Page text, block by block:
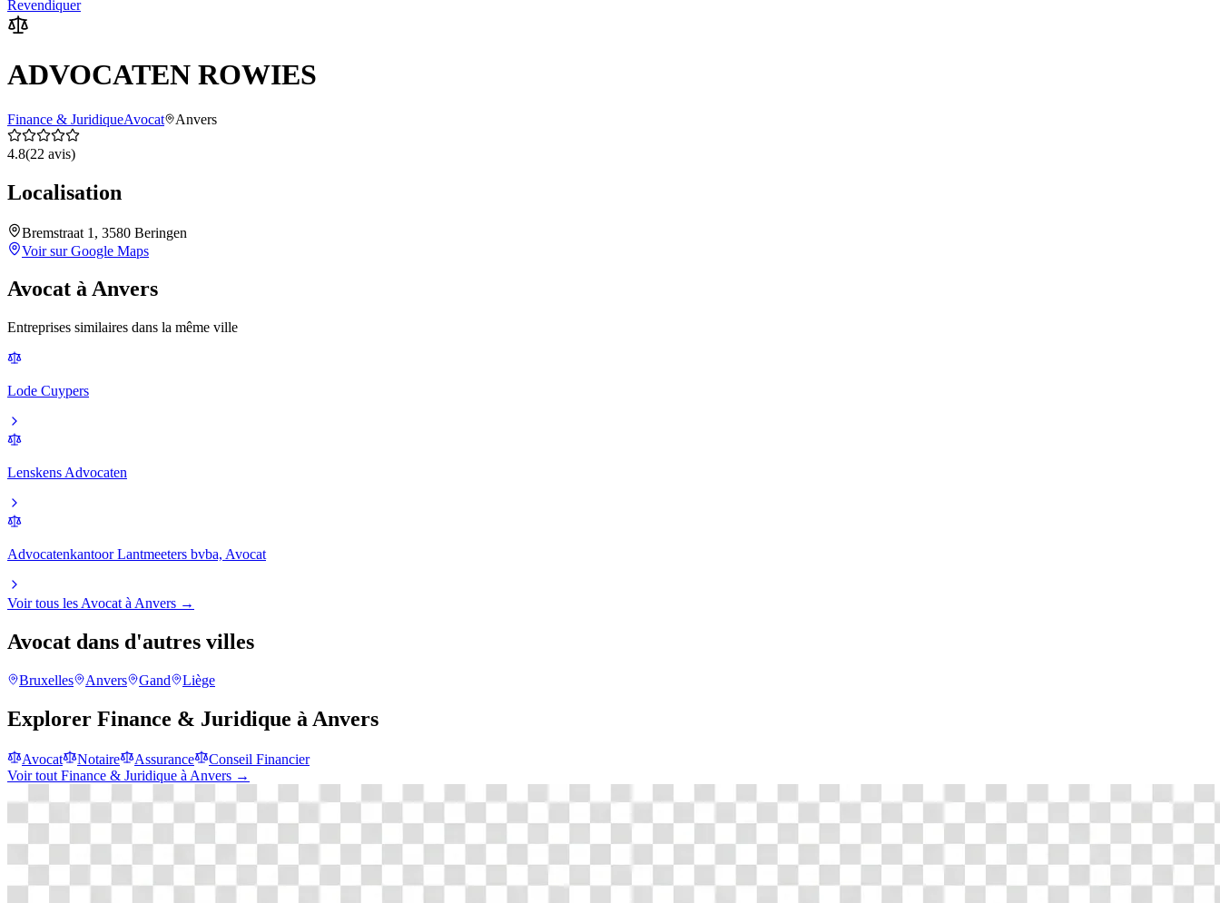
Revendiquer
ADVOCATEN ROWIES
Finance & JuridiqueAvocat Anvers
4.8(22 avis)
Localisation
Bremstraat 1, 3580 Beringen
Voir sur Google Maps
Avocat àAnvers
Entreprises similaires dans la même ville
Lode Cuypers
Lenskens Advocaten
Advocatenkantoor Lantmeeters bvba, Avocat
Voir tous les Avocat à Anvers →
Avocat dans d'autres villes
Bruxelles Anvers Gand Liège
Explorer Finance & Juridique à Anvers
Avocat Notaire Assurance
Conseil Financier
Voir tout Finance & Juridique à Anvers →